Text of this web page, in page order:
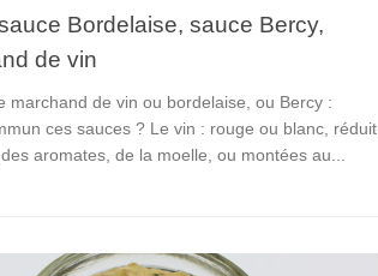
Bordelaise, sauce Bercy,
de vin
marchand de vin ou bordelaise, ou Bercy :
ces sauces ? Le vin : rouge ou blanc, réduit
aromates, de la moelle, ou montées au...